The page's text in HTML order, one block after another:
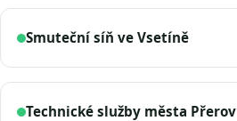
Smuteční síň ve Vsetíně
Technické služby města Přerov